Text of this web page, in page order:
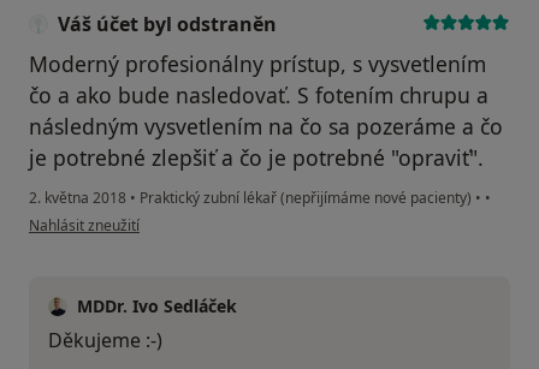
Váš účet byl odstraněn
Moderný profesionálny prístup, s vysvetlením
čo a ako bude nasledovať. S fotením chrupu a
následným vysvetlením na čo sa pozeráme a čo
je potrebné zlepšiť a čo je potrebné "opraviť".
2. května 2018 • Praktický zubní lékař (nepřijímáme nové pacienty) • •
podle názoru uživatele Váš účet byl odstraněn
Nahlásit zneužití
MDDr. Ivo Sedláček
Děkujeme :-)